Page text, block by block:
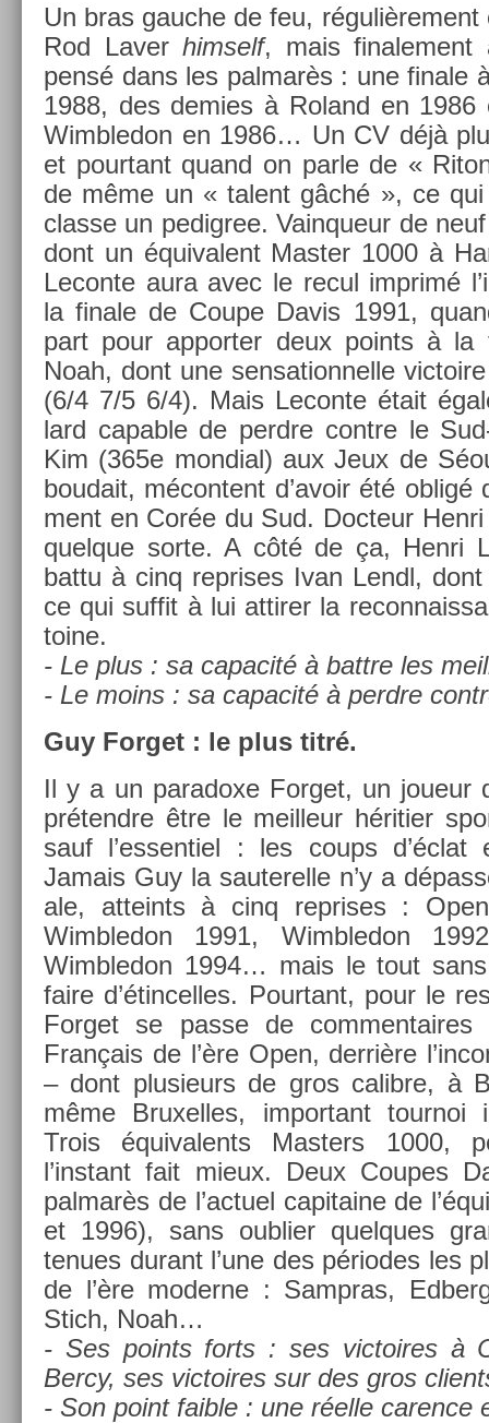
Un bras gauc­he de feu,
Rod Laverhim­self, mais
pensé dans les pal­marès : une fin­ale
1988, des de­m­ies à Roland en 1986
Wimbledon en 1986… Un CV déjà
et pour­tant quand on parle de «
de même un « talent gâché », ce
clas­se un pedig­ree. Vain­queur de
dont un équivalent Mast­er 1000 à
Lecon­te aura avec le recul im­primé
la fin­ale de Coupe Davis 1991,
part pour ap­port­er deux points à la
Noah, dont une sen­sation­nelle
(6/4 7/5 6/4). Mais Lecon­te était
lard cap­able de per­dre con­tre le
Kim (365e mon­di­al) aux Jeux de
boudait, mécon­tent d’avoir été
ment en Corée du Sud. Doc­teur
quel­que sorte. A côté de ça, Henri
battu à cinq re­prises Ivan Lendl,
ce qui suf­fit à lui at­tir­er la
toine.
- Le plus : sa capacité à battre les
- Le moins : sa capacité à per­dre
Guy For­get : le plus titré.
Il y a un para­doxe For­get, un joueur
prétendre être le meil­leur hériti­er
sauf l’es­sentiel : les coups d’éclat
Jamais Guy la sauterel­le n’y a
ale, at­teints à cinq re­prises : Open
Wimbledon 1991, Wimbledon
Wimbledon 1994… mais le tout
faire d’étin­celles. Pour­tant, pour le
For­get se passe de
Français de l’ère Open, derrière
– dont plusieurs de gros calib­re, à
même Bruxel­les, im­por­tant tour­noi
Trois équivalents Mast­ers 1000,
l’instant fait mieux. Deux Co­upes
pal­marès de l’ac­tuel capitaine de
et 1996), sans oub­li­er quel­ques
tenues durant l’une des périodes les
de l’ère moder­ne : Sampras,
Stich, Noah…
- Ses points forts : ses vic­toires à
Bercy, ses vic­toires sur des gros
- Son point faib­le : une réelle car­ence